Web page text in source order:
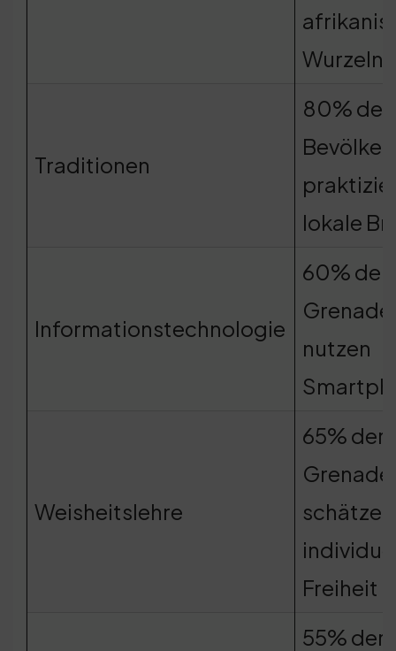
Wurzeln
Traditionen
80% der
lokale
Informationstechnologie
60% der
nutzen
Weisheitslehre
65% der
schätzen
Freiheit
55% der